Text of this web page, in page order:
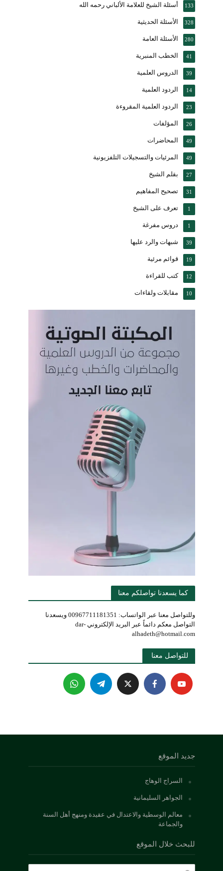
أسئلة الشيخ للعلامة الألباني رحمه الله 133
الأسئلة الحديثية 328
الأسئلة العامة 280
الخطب المنبرية 41
الدروس العلمية 39
الردود العلمية 14
الردود العلمية المقروءة 23
المؤلفات 26
المحاضرات 49
المرئيات والتسجيلات التلفزيونية 49
بقلم الشيخ 27
تصحيح المفاهيم 31
تعرف على الشيخ 1
دروس مفرغة 1
شبهات والرد عليها 39
قوائم مرئية 19
كتب للقراءة 12
مقابلات ولقاءات 10
كما يسعدنا تواصلكم معنا
وللتواصل معنا عبر الواتساب: 00967711181351 ويسعدنا
التواصل معكم دائماً عبر البريد الإلكتروني dar-
alhadeth@hotmail.com
للتواصل معنا
جديد الموقع
السراج الوهاج
الجواهر السليمانية
معالم الوسطية والاعتدال في عقيدة ومنهج أهل السنة
والجماعة
للبحث خلال الموقع